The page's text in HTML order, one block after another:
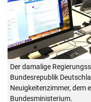
Der damalige
Bundesrepublik
Neuigkeitenzimmer, dem
Bundesministerium.